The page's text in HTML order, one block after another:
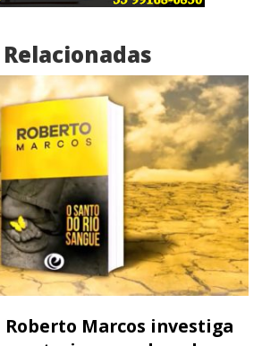
Roberto Marcos investiga